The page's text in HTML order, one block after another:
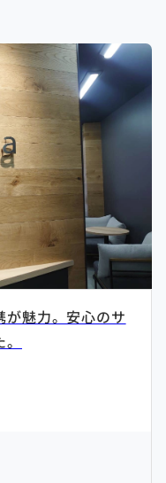
が魅力。安心のサ